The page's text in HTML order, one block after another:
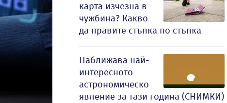
карта изчезна в
чужбина? Какво
да правите стъпка по стъпка
Наближава най-
интересното
астрономическо
явление за тази година (СНИМКИ)